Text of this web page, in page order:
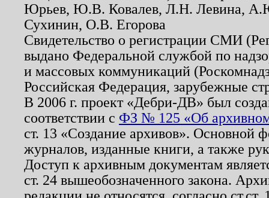
Юрьев, Ю.В. Ковалев, Л.Н. Левина,
Сухинин, О.В. Егорова
Свидетельство о регистрации СМИ
выдано Федеральной службой по
и массовых коммуникаций
Российская Федерация, зарубежные
В 2006 г. проект «Дебри-ДВ» был
соответствии с ФЗ № 125 «Об
ст. 13 «Создание архивов». Основной
журналов, изданные книги, а также
Доступ к архивным документам
ст. 24 вышеобозначенного закона.